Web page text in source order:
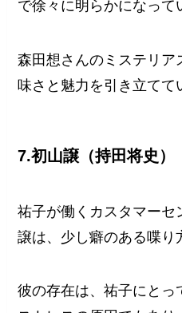
で徐々に明らかになって
森田想さんのミステリ
味さと魅力を引き立てて
7.初山譲（持田将史）
祐子が働くカスタマーセ
譲は、少し癖のある喋り
彼の存在は、祐子にと